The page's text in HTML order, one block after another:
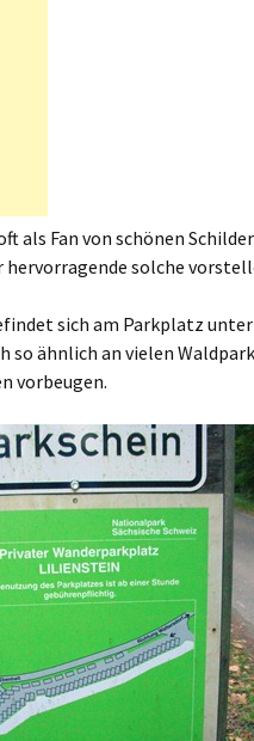
als Fan von schönen
hervorragende solche
sich am Parkplatz
so ähnlich an vielen
vorbeugen.